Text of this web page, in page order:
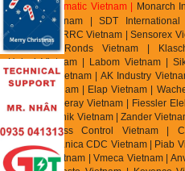
Vietnam
| Gimatic Vietnam |
Monarch
Burster Vietnam | SDT
| Zhuzhou CRRC Vietnam | Sensorex
Vietnam | Ronds Vietnam |
HainzlVietnam | Labom Vietnam |
Electronic Vietnam | AK Industry
Sensor Vietnam | Elap Vietnam |
Vietnam | Fireray Vietnam |
Fiessler
Murr Elektronik Vietnam | Zander
Saia Burgess Control Vietnam |
Elettromeccanica CDC Vietnam | Piab
| Zimmer Vietnam | Vmeca Vietnam |